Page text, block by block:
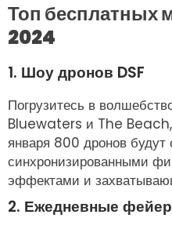
Топ бесплатных
2024
1. Шоу дронов DSF
Погрузитесь в
Bluewaters и The Beach,
января 800 дронов
синхронизированными
эффектами и
2. Ежедневные